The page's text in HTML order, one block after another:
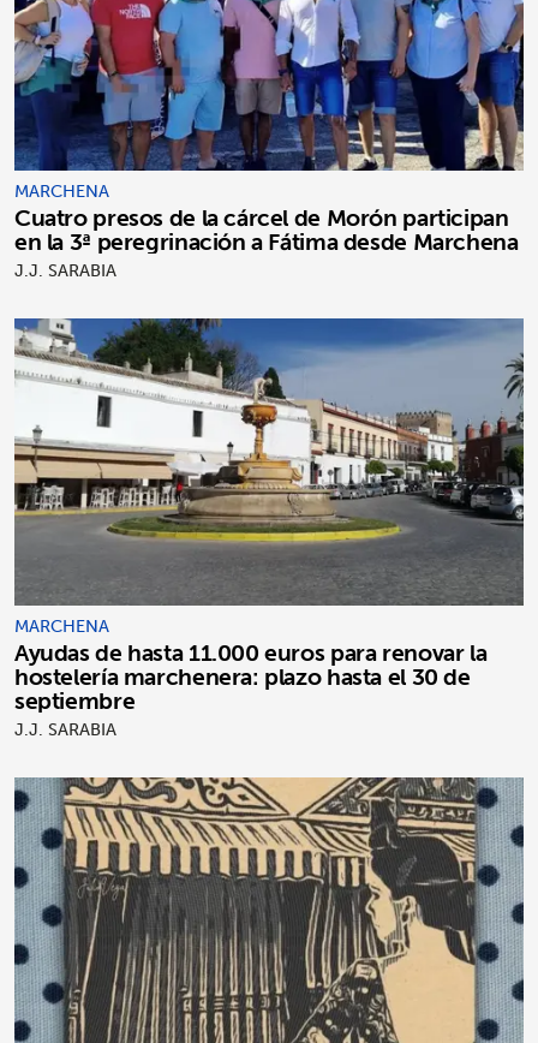
MARCHENA
Cuatro presos de la cárcel de Morón participan
en la 3ª peregrinación a Fátima desde Marchena
J.J. SARABIA
MARCHENA
Ayudas de hasta 11.000 euros para renovar la
hostelería marchenera: plazo hasta el 30 de
septiembre
J.J. SARABIA